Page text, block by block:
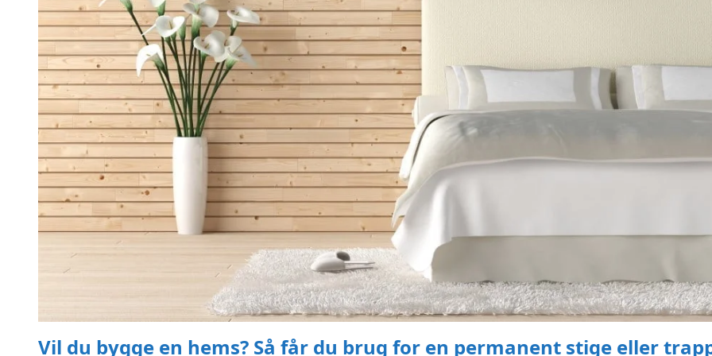
Vil du bygge en hems? Så får du brug for en permanent stige eller